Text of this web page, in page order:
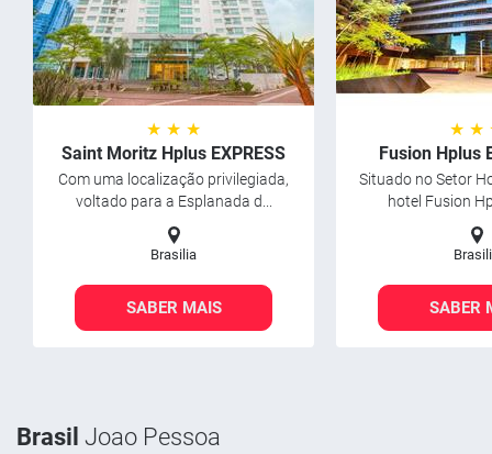
★ ★ ★
Saint Moritz Hplus EXPRESS
Com uma localização privilegiada,
voltado para a Esplanada d...
Brasilia
SABER MAIS
★ ★
Fusion Hplus
Situado no Setor
hotel Fusion
SABER
Brasil Joao Pessoa